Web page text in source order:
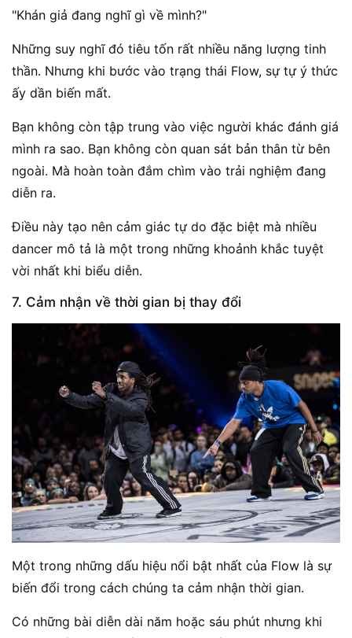
"Khán giả đang nghĩ gì về mình?"
Những suy nghĩ đó tiêu tốn rất nhiều năng lượng tinh
thần. Nhưng khi bước vào trạng thái Flow, sự tự ý thức
ấy dần biến mất.
Bạn không còn tập trung vào việc người khác đánh giá
mình ra sao. Bạn không còn quan sát bản thân từ bên
ngoài. Mà hoàn toàn đắm chìm vào trải nghiệm đang
diễn ra.
Điều này tạo nên cảm giác tự do đặc biệt mà nhiều
dancer mô tả là một trong những khoảnh khắc tuyệt
vời nhất khi biểu diễn.
7. Cảm nhận về thời gian bị thay đổi
Một trong những dấu hiệu nổi bật nhất của Flow là sự
biến đổi trong cách chúng ta cảm nhận thời gian.
Có những bài diễn dài năm hoặc sáu phút nhưng khi